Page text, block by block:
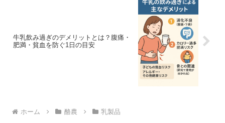
牛乳飲み過ぎのデメリットとは？腹痛・
肥満・貧血を防ぐ1日の目安
ホーム 酪農 乳製品